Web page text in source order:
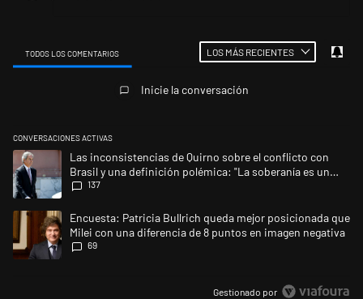
TODOS LOS COMENTARIOS LOS MÁS RECIENTES
Inicie la conversación
CONVERSACIONES ACTIVAS
Este listado muestra los artículos con más comentarios en los últimos
Un artículo de tendencia con el título "Las inconsistencias de Quirno
Las inconsistencias de Quirno sobre el conflicto con
Brasil y una definición polémica: "La soberanía es un
concepto antiguo"
137
Un artículo de tendencia con el título "Encuesta: Patricia Bullrich
Encuesta: Patricia Bullrich queda mejor posicionada que
Milei con una diferencia de 8 puntos en imagen negativa
69
Gestionado por